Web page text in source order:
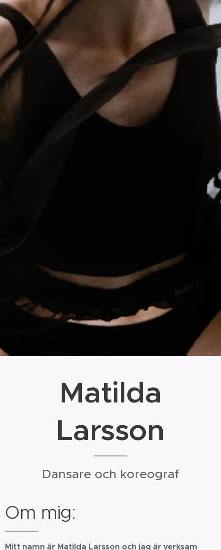
Matilda
Larsson
Dansare och koreograf
Om mig:
Mitt namn är Matilda Larsson och jag är verksam